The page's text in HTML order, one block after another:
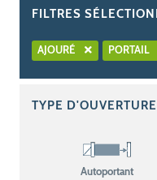
FILTRES
AJOURÉ PORTAIL
TYPE D'OUVERTURE
Autoportant